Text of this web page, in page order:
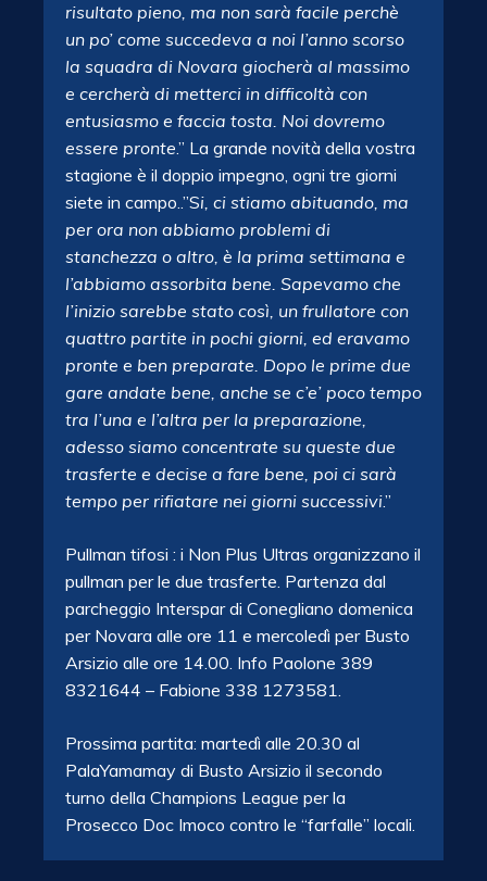
risultato pieno, ma non sarà facile perchè
un po’ come succedeva a noi l’anno scorso
la squadra di Novara giocherà al massimo
e cercherà di metterci in difficoltà con
entusiasmo e faccia tosta. Noi dovremo
essere pronte.” La grande novità della vostra
stagione è il doppio impegno, ogni tre giorni
siete in campo..”Si, ci stiamo abituando, ma
per ora non abbiamo problemi di
stanchezza o altro, è la prima settimana e
l’abbiamo assorbita bene. Sapevamo che
l’inizio sarebbe stato così, un frullatore con
quattro partite in pochi giorni, ed eravamo
pronte e ben preparate. Dopo le prime due
gare andate bene, anche se c’e’ poco tempo
tra l’una e l’altra per la preparazione,
adesso siamo concentrate su queste due
trasferte e decise a fare bene, poi ci sarà
tempo per rifiatare nei giorni successivi.”
Pullman tifosi : i Non Plus Ultras organizzano il
pullman per le due trasferte. Partenza dal
parcheggio Interspar di Conegliano domenica
per Novara alle ore 11 e mercoledì per Busto
Arsizio alle ore 14.00. Info Paolone 389
8321644 – Fabione 338 1273581.
Prossima partita: martedì alle 20.30 al
PalaYamamay di Busto Arsizio il secondo
turno della Champions League per la
Prosecco Doc Imoco contro le “farfalle” locali.